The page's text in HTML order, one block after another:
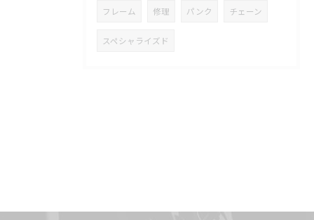
フレーム 修理 パンク チェーン
スペシャライズド